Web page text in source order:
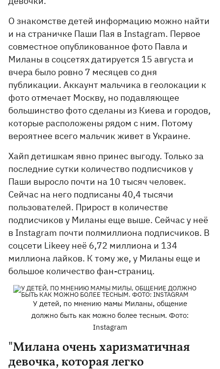
О знакомстве детей информацию можно найти
и на страничке Паши Пая в Instagram. Первое
совместное опубликованное фото Павла и
Миланы в соцсетях датируется 15 августа и
вчера было ровно 7 месяцев со дня
публикации. Аккаунт мальчика в геолокации к
фото отмечает Москву, но подавляющее
большинство фото сделаны из Киева и городов,
которые расположены рядом с ним. Потому
вероятнее всего мальчик живет в Украине.
Хайп детишкам явно принес выгоду. Только за
последние сутки количество подписчиков у
Паши выросло почти на 10 тысяч человек.
Сейчас на него подписаны 40,4 тысячи
пользователей. Прирост в количестве
подписчиков у Миланы еще выше. Сейчас у неё
в Instagram почти полмиллиона подписчиков. В
соцсети Likeeу неё 6,72 миллиона и 134
миллиона лайков. К тому же, у Миланы еще и
большое количество фан-страниц.
У детей, по мнению мамы Миланы, общение
должно быть как можно более тесным. Фото:
Instagram
"Милана очень харизматичная
девочка, которая легко